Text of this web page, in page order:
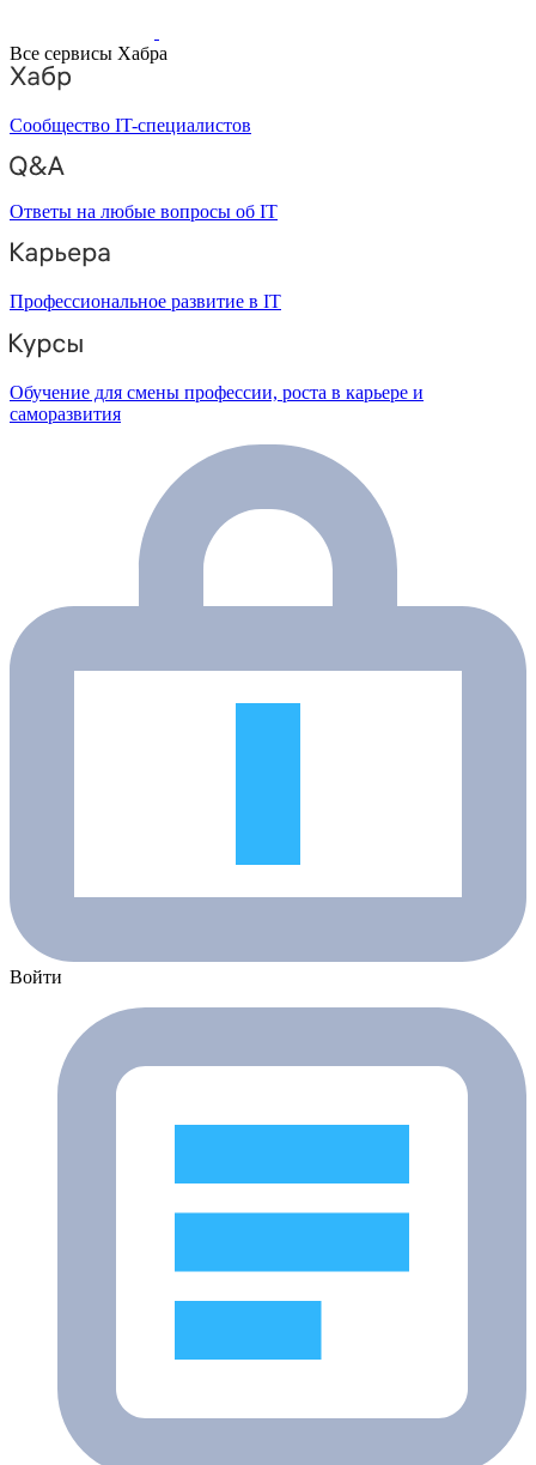
Все сервисы Хабра
Сообщество IT-специалистов
Ответы на любые вопросы об IT
Профессиональное развитие в IT
Обучение для смены профессии, роста в карьере и
саморазвития
Войти